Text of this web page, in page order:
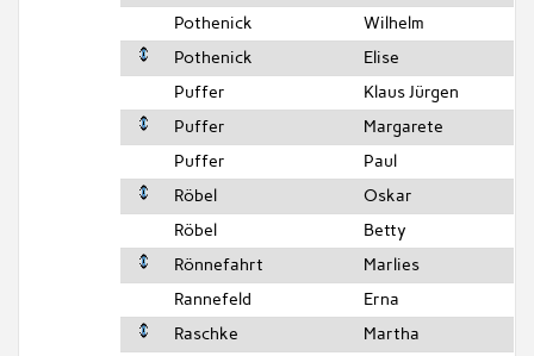
Pothenick
Wilhelm
Pothenick
Elise
Puffer
Klaus Jürgen
Puffer
Margarete
Puffer
Paul
Röbel
Oskar
Röbel
Betty
Rönnefahrt
Marlies
Rannefeld
Erna
Raschke
Martha